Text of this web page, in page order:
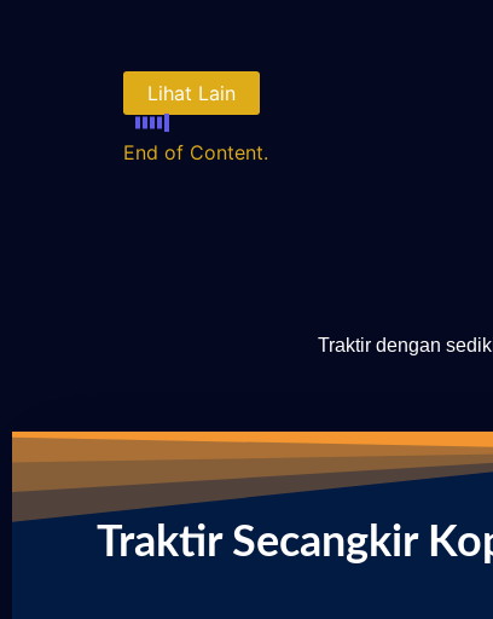
Lihat Lain
End of Content.
Traktir dengan
Traktir Secangkir